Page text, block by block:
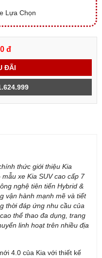
Lựa Chọn
đ
ĐÃI
thức giới thiệu Kia
xe Kia SUV cao cấp 7
nghệ tiên tiến Hybrid &
vận hành mạnh mẽ và tiết
thời đáp ứng nhu cầu của
thể thao đa dụng, trang
linh hoạt trên nhiều địa
4.0 của Kia với thiết kế